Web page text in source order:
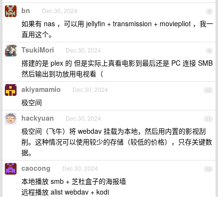
8
bn Dec 30, 2024
如果有 nas ，可以用 jellyfin + transmission + moviepliot ，我一
直用这个。
9
TsukiMori Dec 30, 2024
搭建的是 plex 的 但是实际上真看电影到最后还是 PC 连接 SMB
然后输出到功放用电视看（
10
akiyamamio Dec 30, 2024
极空间
11
hackyuan Dec 30, 2024
极空间（飞牛）将 webdav 挂载为本地，然后用内置的影视刮
削。这种情况可以使用较少的存储（较低的价格），只存关键数
据。
12
caocong Dec 30, 2024
本地播放 smb + 芝杜盒子的海报墙
远程播放 alist webdav + kodi